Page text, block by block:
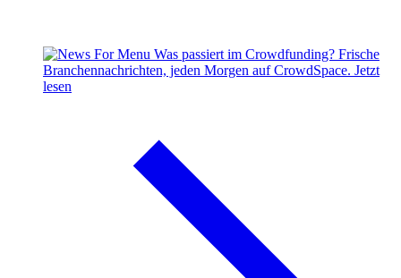
Was passiert im Crowdfunding? Frische
Branchennachrichten, jeden Morgen auf CrowdSpace. Jetzt
lesen